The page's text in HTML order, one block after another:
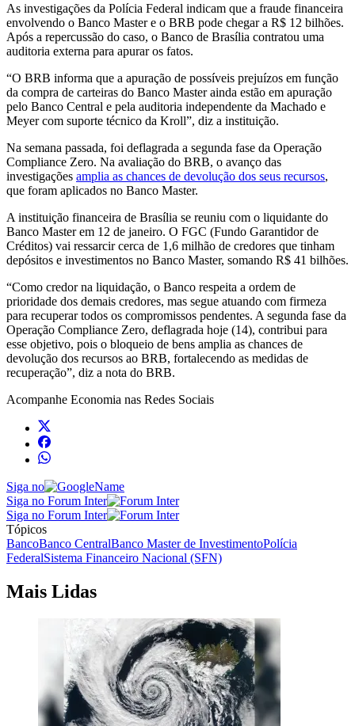
As investigações da Polícia Federal indicam que a fraude financeira
envolvendo o Banco Master e o BRB pode chegar a R$ 12 bilhões.
Após a repercussão do caso, o Banco de Brasília contratou uma
auditoria externa para apurar os fatos.
“O BRB informa que a apuração de possíveis prejuízos em função
da compra de carteiras do Banco Master ainda estão em apuração
pelo Banco Central e pela auditoria independente da Machado e
Meyer com suporte técnico da Kroll”, diz a instituição.
Na semana passada, foi deflagrada a segunda fase da Operação
Compliance Zero. Na avaliação do BRB, o avanço das
investigações amplia as chances de devolução dos seus recursos,
que foram aplicados no Banco Master.
A instituição financeira de Brasília se reuniu com o liquidante do
Banco Master em 12 de janeiro. O FGC (Fundo Garantidor de
Créditos) vai ressarcir cerca de 1,6 milhão de credores que tinham
depósitos e investimentos no Banco Master, somando R$ 41 bilhões.
“Como credor na liquidação, o Banco respeita a ordem de
prioridade dos demais credores, mas segue atuando com firmeza
para recuperar todos os compromissos pendentes. A segunda fase da
Operação Compliance Zero, deflagrada hoje (14), contribui para
esse objetivo, pois o bloqueio de bens amplia as chances de
devolução dos recursos ao BRB, fortalecendo as medidas de
recuperação”, diz a nota do BRB.
Acompanhe Economia nas Redes Sociais
Siga no
Siga no Forum Inter
Siga no Forum Inter
Tópicos
BancoBanco CentralBanco Master de InvestimentoPolícia
FederalSistema Financeiro Nacional (SFN)
Mais Lidas